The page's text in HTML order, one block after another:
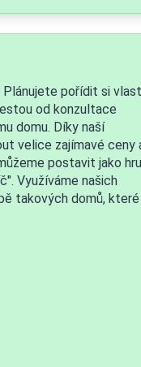
pořídit si
od konzultace
domu. Díky naší
velice zajímavé ceny
postavit jako
Využíváme našich
takových domů, které